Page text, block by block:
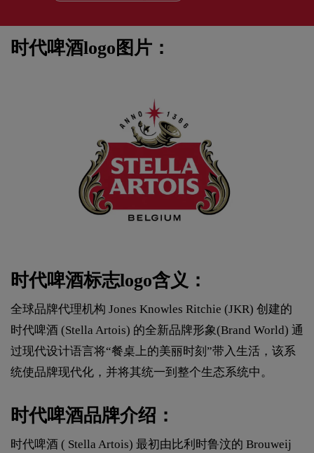
时代啤酒logo图片：
时代啤酒标志logo含义：
全球品牌代理机构 Jones Knowles Ritchie (JKR) 创建的
时代啤酒 (Stella Artois) 的全新品牌形象(Brand World) 通
过现代设计语言将“餐桌上的美丽时刻”带入生活，该系
统使品牌现代化，并将其统一到整个生态系统中。
时代啤酒品牌介绍：
时代啤酒 ( Stella Artois) 最初由比利时鲁汶的 Brouweij